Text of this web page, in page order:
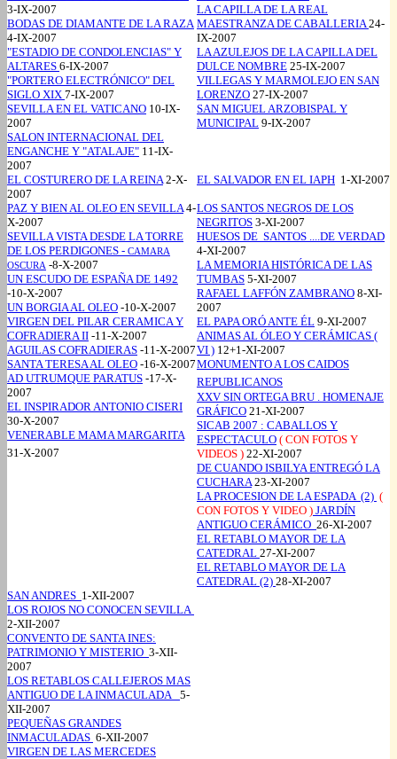
3-IX-2007
BODAS DE DIAMANTE DE LA RAZA
4-IX-2007
"ESTADIO DE CONDOLENCIAS" Y
ALTARES 6-IX-2007
"PORTERO ELECTRÓNICO" DEL
SIGLO XIX 7-IX-2007
SEVILLA EN EL VATICANO 10-IX-
2007
SALON INTERNACIONAL DEL
ENGANCHE Y "ATALAJE" 11-IX-
2007
LA CAPILLA DE LA REAL
MAESTRANZA DE CABALLERIA24-
IX-2007
LA AZULEJOS DE LA CAPILLA DEL
DULCE NOMBRE 25-IX-2007
VILLEGAS Y MARMOLEJO EN SAN
LORENZO 27-IX-2007
SAN MIGUEL ARZOBISPAL Y
MUNICIPAL 9-IX-2007
EL COSTURERO DE LA REINA 2-X-
2007
PAZ Y BIEN AL OLEO EN SEVILLA 4-
X-2007
SEVILLA VISTA DESDE LA TORRE
DE LOS PERDIGONES - CAMARA
OSCURA -8-X-2007
UN ESCUDO DE ESPAÑA DE 1492
-10-X-2007
UN BORGIA AL OLEO -10-X-2007
VIRGEN DEL PILAR CERAMICA Y
COFRADIERA II -11-X-2007
AGUILAS COFRADIERAS -11-X-2007
SANTA TERESA AL OLEO -16-X-2007
AD UTRUMQUE PARATUS -17-X-
2007
EL INSPIRADOR ANTONIO CISERI
30-X-2007
VENERABLE MAMA MARGARITA
31-X-2007
EL SALVADOR EN EL IAPH 1-XI-2007
LOS SANTOS NEGROS DE LOS
NEGRITOS 3-XI-2007
HUESOS DE SANTOS ....DE VERDAD
4-XI-2007
LA MEMORIA HISTÓRICA DE LAS
TUMBAS 5-XI-2007
RAFAEL LAFFÓN ZAMBRANO 8-XI-
2007
EL PAPA ORÓ ANTE ÉL 9-XI-2007
ANIMAS AL ÓLEO Y CERÁMICAS (
VI ) 12+1-XI-2007
MONUMENTO A LOS CAIDOS
REPUBLICANOS
XXV SIN ORTEGA BRU . HOMENAJE
GRÁFICO 21-XI-2007
SICAB 2007 : CABALLOS Y
ESPECTACULO ( CON FOTOS Y
VIDEOS ) 22-XI-2007
DE CUANDO ISBILYA ENTREGÓ LA
CUCHARA 23-XI-2007
LA PROCESION DE LA ESPADA (2) (
CON FOTOS Y VIDEO ) JARDÍN
ANTIGUO CERÁMICO 26-XI-2007
EL RETABLO MAYOR DE LA
CATEDRAL 27-XI-2007
EL RETABLO MAYOR DE LA
CATEDRAL (2) 28-XI-2007
SAN ANDRES 1-XII-2007
LOS ROJOS NO CONOCEN SEVILLA
2-XII-2007
CONVENTO DE SANTA INES:
PATRIMONIO Y MISTERIO 3-XII-
2007
LOS RETABLOS CALLEJEROS MAS
ANTIGUO DE LA INMACULADA 5-
XII-2007
PEQUEÑAS GRANDES
INMACULADAS 6-XII-2007
VIRGEN DE LAS MERCEDES